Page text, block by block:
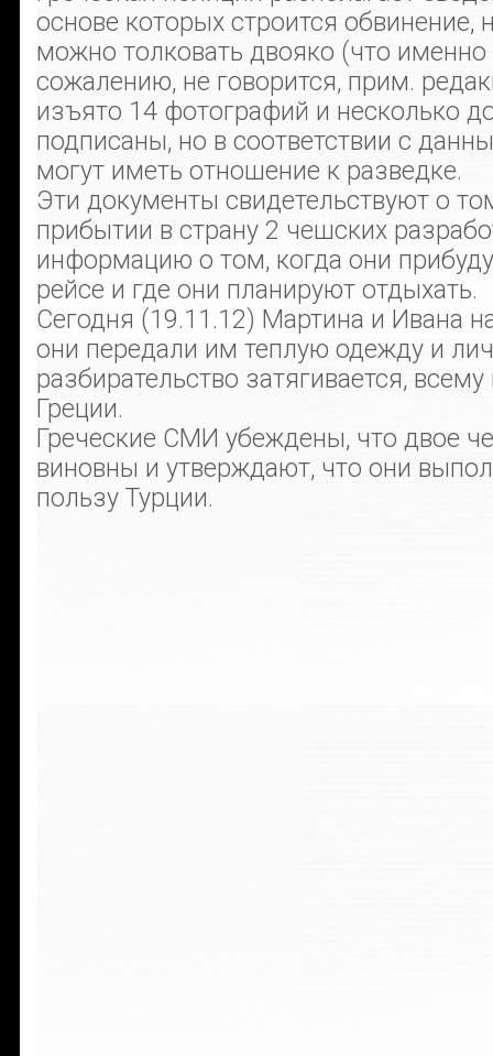
основе которых строится обвинение,
можно толковать двояко (что именно
сожалению, не говорится, прим.
изъято 14 фотографий и несколько
подписаны, но в соответствии с
могут иметь отношение к разведке.
Эти документы свидетельствуют о
прибытии в страну 2 чешских
информацию о том, когда они
рейсе и где они планируют отдыхать.
Сегодня (19.11.12) Мартина и Ивана
они передали им теплую одежду и
разбирательство затягивается,
Греции.
Греческие СМИ убеждены, что двое
виновны и утверждают, что они
пользу Турции.